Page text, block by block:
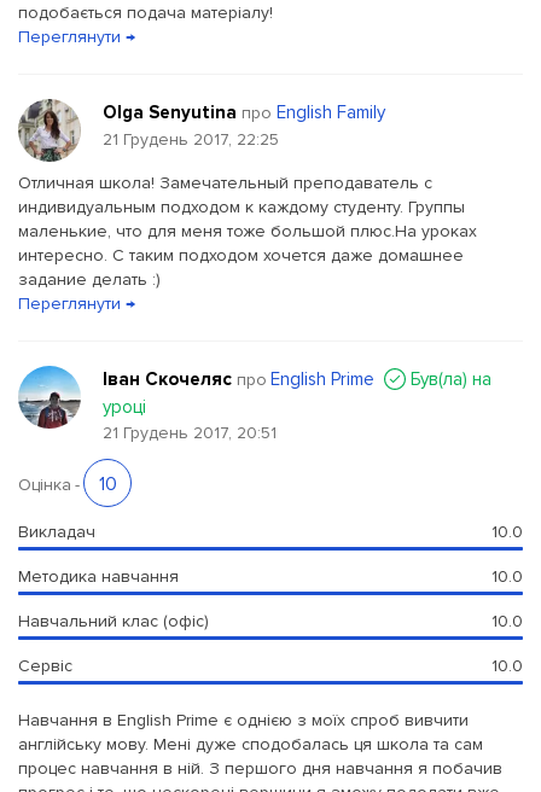
подобається подача матеріалу!
Переглянути →
Olga Senyutina про English Family
21 Грудень 2017, 22:25
Отличная школа! Замечательный преподаватель с
индивидуальным подходом к каждому студенту. Группы
маленькие, что для меня тоже большой плюс.На уроках
интересно. С таким подходом хочется даже домашнее
задание делать :)
Переглянути →
Іван Скочеляс про English Prime
Був(ла) на
уроці
21 Грудень 2017, 20:51
Оцінка - 10
Викладач 10.0
Методика навчання 10.0
Навчальний клас (офіс) 10.0
Сервіс 10.0
Навчання в English Prime є однією з моїх спроб вивчити
англійську мову. Мені дуже сподобалась ця школа та сам
процес навчання в ній. З першого дня навчання я побачив